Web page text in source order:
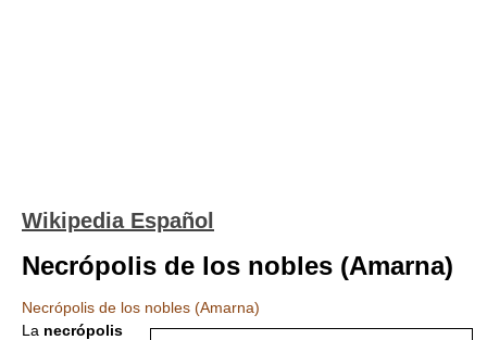
Wikipedia Español
Necrópolis de los nobles (Amarna)
Necrópolis de los nobles (Amarna)
La necrópolis